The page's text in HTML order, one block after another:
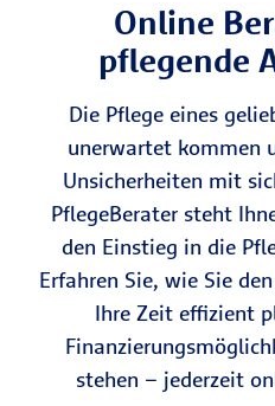
Online
pflegende
Die Pflege eines
unerwartet kommen
Unsicherheiten mit
PflegeBerater steht
den Einstieg in die
Erfahren Sie, wie Sie
Ihre Zeit effizient
stehen – jederzeit